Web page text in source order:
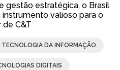
gestão estratégica, o Brasil
valioso para o
C&T
TECNOLOGIA DA INFORMAÇÃO
DIGITAIS